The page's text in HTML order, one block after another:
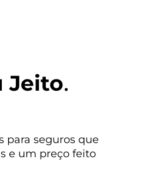
Jeito.
para seguros que
e um preço feito